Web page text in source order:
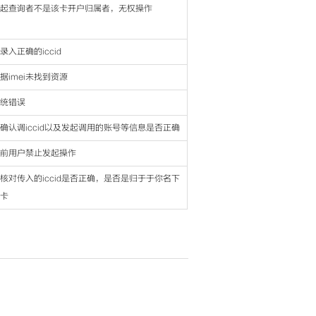
查询者不是该卡开户归属者，无权操作
入正确的iccid
imei未找到资源
错误
认调iccid以及发起调用的账号等信息是否正确
用户禁止发起操作
对传入的iccid是否正确，是否是归于于你名下